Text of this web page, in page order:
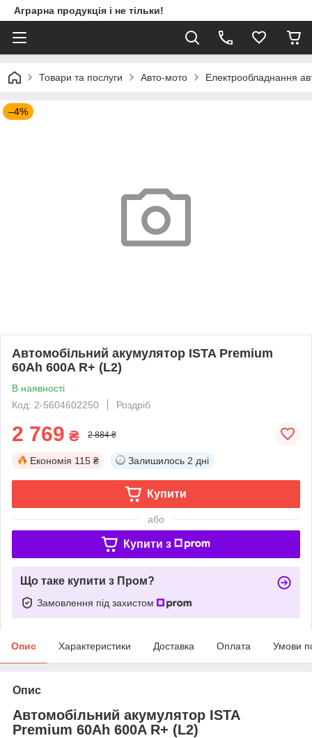
Аграрна продукція і не тільки!
Товари та послуги Авто-мото Електрообладнання
–4%
Автомобільний акумулятор ISTA Premium
60Ah 600A R+ (L2)
В наявності
Код: 2-5604602250
Роздріб
2 769 ₴ 2 884 ₴
Економія 115 ₴ Залишилось 2 дні
Купити
або
Купити з
Що таке купити з Пром?
Замовлення під захистом
Опис Характеристики Доставка Оплата Умови
Опис
Автомобільний акумулятор ISTA
Premium 60Ah 600A R+ (L2)